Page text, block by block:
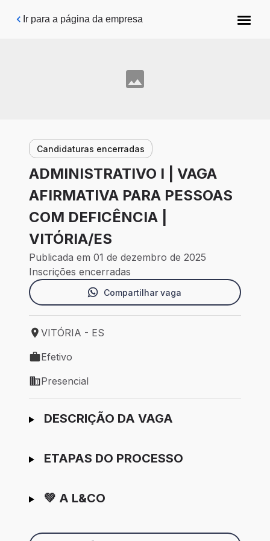
Pular para o conteúdo principal
Ir para a página da empresa
Candidaturas encerradas
ADMINISTRATIVO I | VAGA
AFIRMATIVA PARA PESSOAS
COM DEFICÊNCIA |
VITÓRIA/ES
Publicada em 01 de dezembro de 2025
Inscrições encerradas
Compartilhar vaga
Local de trabalho: VITÓRIA - ES
VITÓRIA - ES
Tipo de vaga: Efetivo
Efetivo
Modelo de trabalho: Presencial
Presencial
Ir para candidatura
DESCRIÇÃO DA VAGA
ETAPAS DO PROCESSO
💚 A L&CO